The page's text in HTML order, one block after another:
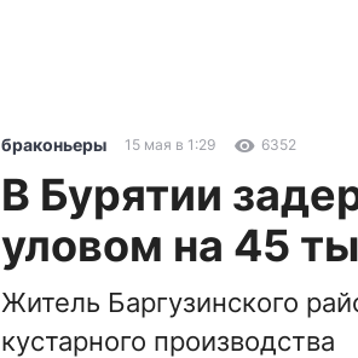
браконьеры 15 мая в 1:29 6352
В Бурятии
уловом на 45
Житель Баргузинского
кустарного производства